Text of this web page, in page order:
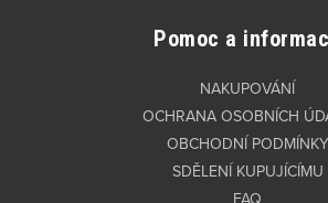
Pomoc a
NAKUPOVÁNÍ
OCHRANA OSOBNÍCH
OBCHODNÍ PODMÍNKY
SDĚLENÍ KUPUJÍCÍMU
FAQ